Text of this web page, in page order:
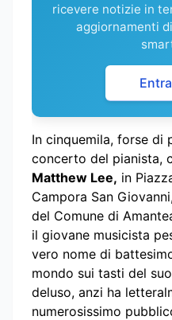
ricevere notizie in
aggiornamenti
In cinquemila, forse di
concerto del pianista,
Matthew Lee, in
Campora San
del Comune di
il giovane musicista
vero nome di
mondo sui tasti del
deluso, anzi ha
numerosissimo